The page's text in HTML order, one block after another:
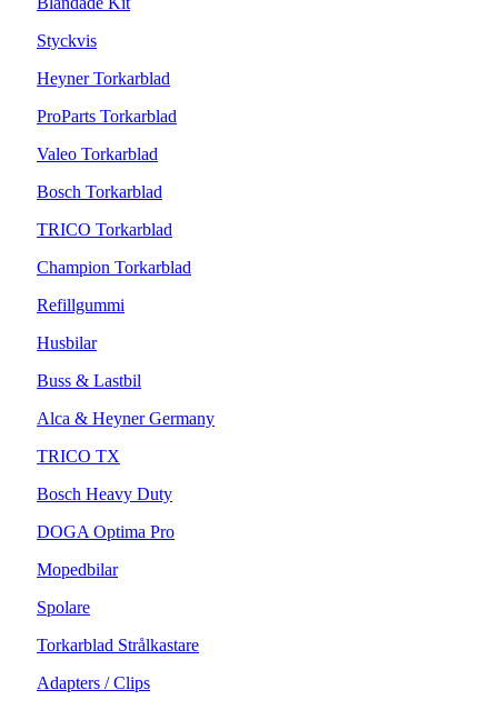
Styckvis
Heyner Torkarblad
ProParts Torkarblad
Valeo Torkarblad
Bosch Torkarblad
TRICO Torkarblad
Champion Torkarblad
Refillgummi
Husbilar
Buss & Lastbil
Alca & Heyner Germany
TRICO TX
Bosch Heavy Duty
DOGA Optima Pro
Mopedbilar
Spolare
Torkarblad Strålkastare
Adapters / Clips